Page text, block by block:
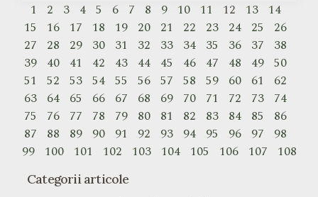
1 2 3 4 5 6 7 8 9 10 11 12 13 14
15
16 17 18 19 20 21 22 23 24 25
26
27
28 29 30 31 32 33 34 35 36 37
38
39 40 41 42 43 44 45 46 47 48 49 50
51
52 53 54 55 56 57 58 59 60 61
62
63 64 65 66 67 68 69 70 71 72 73 74
75
76 77 78 79 80 81 82 83 84 85
86
87
88 89 90 91 92 93 94 95 96 97
98
99 100 101 102 103 104 105 106 107 108
Categorii articole